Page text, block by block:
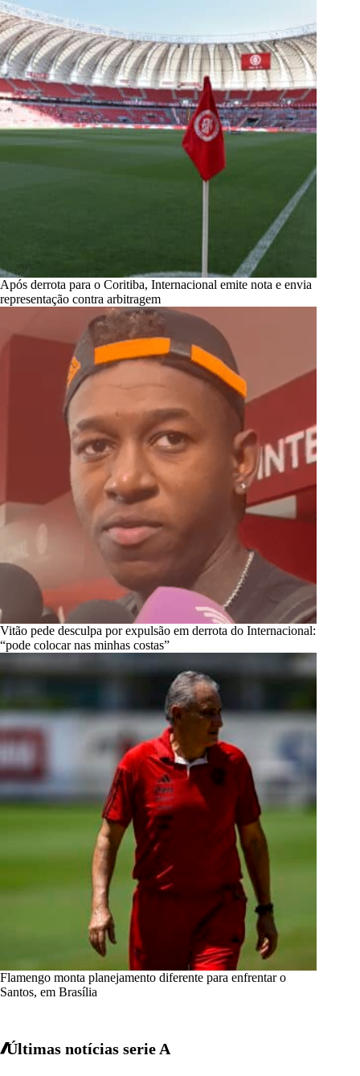
Após derrota para o Coritiba, Internacional emite nota e envia
representação contra arbitragem
Vitão pede desculpa por expulsão em derrota do Internacional:
“pode colocar nas minhas costas”
Flamengo monta planejamento diferente para enfrentar o
Santos, em Brasília
Últimas notícias serie A